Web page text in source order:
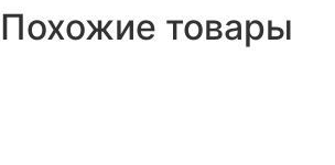
Похожие товары